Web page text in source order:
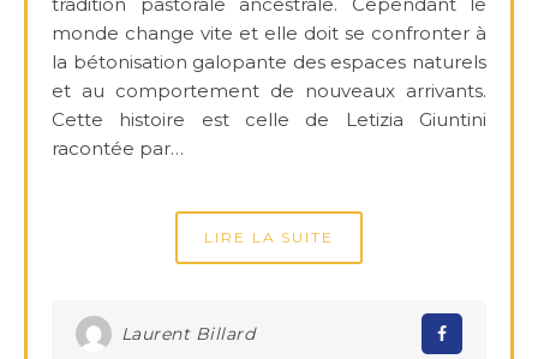
monde change vite et elle doit se confronter à
la bétonisation galopante des espaces naturels
et au comportement de nouveaux arrivants.
Cette histoire est celle de Letizia Giuntini
racontée par…
LIRE LA SUITE
Laurent Billard